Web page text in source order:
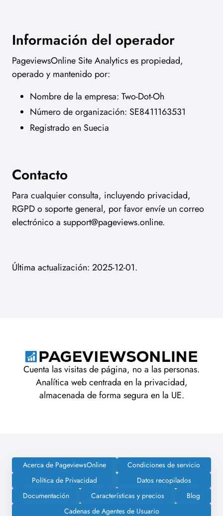
Información del operador
PageviewsOnline Site Analytics es propiedad,
operado y mantenido por:
Nombre de la empresa: Two-Dot-Oh
Número de organización: SE8411163531
Registrado en Suecia
Contacto
Para cualquier consulta, incluyendo privacidad,
RGPD o soporte general, por favor envíe un correo
electrónico a support@pageviews.online.
Última actualización: 2025-12-01.
Cuenta las visitas de página, no a las personas.
Analítica web centrada en la privacidad,
almacenada de forma segura en la UE.
Acerca de PageviewsOnline
Condiciones de servicio
Política de Privacidad
Datos recopilados
Documentación
Características y precios
Blog
Cadenas de Agentes de Usuario